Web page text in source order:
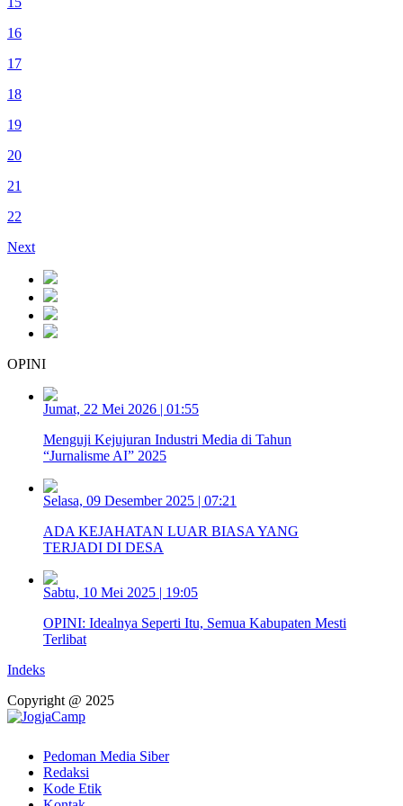
16
17
18
19
20
21
22
Next
OPINI
Jumat, 22 Mei 2026 | 01:55
Menguji Kejujuran Industri Media di Tahun
“Jurnalisme AI” 2025
Selasa, 09 Desember 2025 | 07:21
ADA KEJAHATAN LUAR BIASA YANG
TERJADI DI DESA
Sabtu, 10 Mei 2025 | 19:05
OPINI: Idealnya Seperti Itu, Semua Kabupaten Mesti
Terlibat
Indeks
Copyright @ 2025
Pedoman Media Siber
Redaksi
Kode Etik